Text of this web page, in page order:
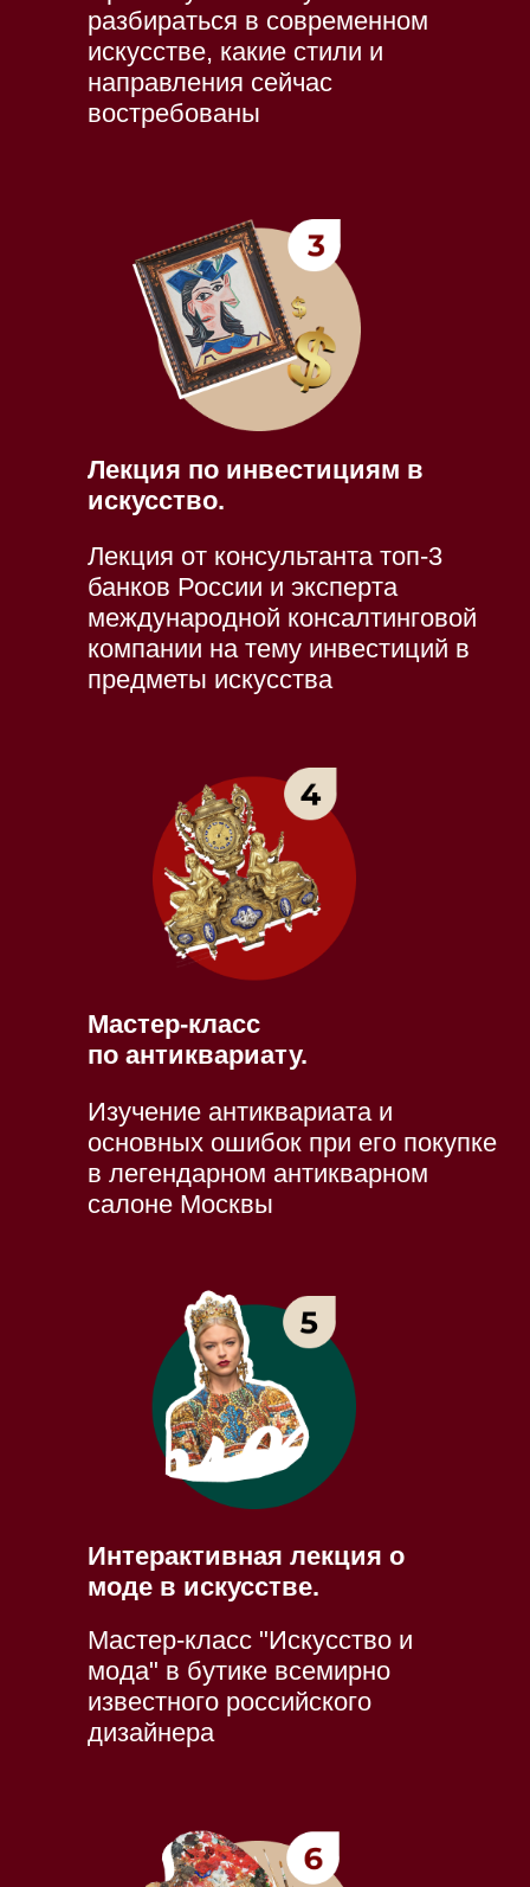
разбираться в современном
искусстве, какие стили и
направления сейчас
востребованы
Лекция по инвестициям в
искусство.
Лекция от консультанта топ-3
банков России и эксперта
международной консалтинговой
компании на тему инвестиций в
предметы искусства
Интерактивная лекция о
моде в искусстве.
Мастер-класс
по антиквариату.
Изучение антиквариата и
основных ошибок при его покупке
в легендарном антикварном
салоне Москвы
Мастер-класс "Искусство и
мода" в бутике всемирно
известного российского
дизайнера